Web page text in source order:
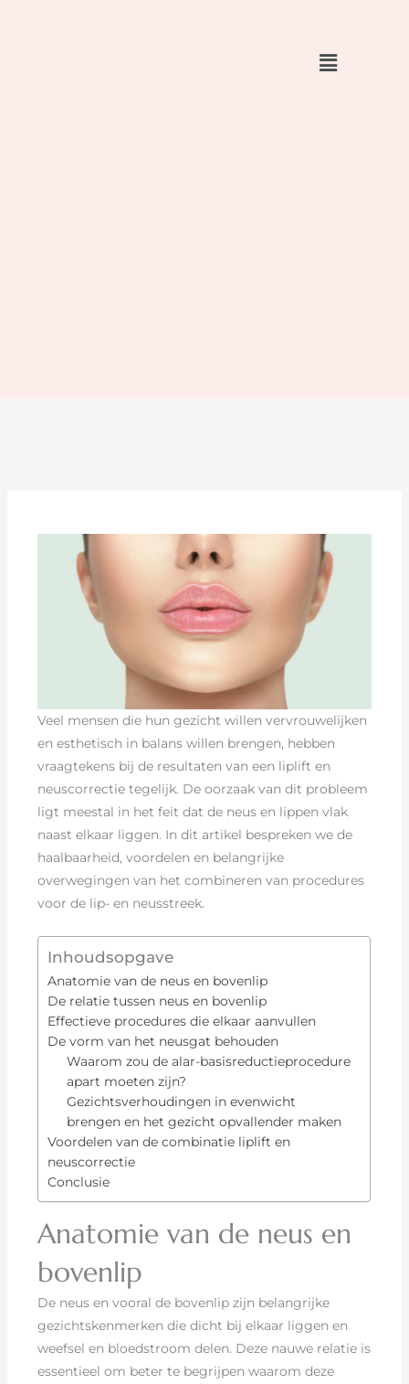
Veel mensen die hun gezicht willen vervrouwelijken
en esthetisch in balans willen brengen, hebben
vraagtekens bij de resultaten van een liplift en
neuscorrectie tegelijk. De oorzaak van dit probleem
ligt meestal in het feit dat de neus en lippen vlak
naast elkaar liggen. In dit artikel bespreken we de
haalbaarheid, voordelen en belangrijke
overwegingen van het combineren van procedures
voor de lip- en neusstreek.
Inhoudsopgave
Anatomie van de neus en bovenlip
De relatie tussen neus en bovenlip
Effectieve procedures die elkaar aanvullen
De vorm van het neusgat behouden
Waarom zou de alar-basisreductieprocedure
apart moeten zijn?
Gezichtsverhoudingen in evenwicht
brengen en het gezicht opvallender maken
Voordelen van de combinatie liplift en
neuscorrectie
Conclusie
Anatomie van de neus en
bovenlip
De neus en vooral de bovenlip zijn belangrijke
gezichtskenmerken die dicht bij elkaar liggen en
weefsel en bloedstroom delen. Deze nauwe relatie is
essentieel om beter te begrijpen waarom deze